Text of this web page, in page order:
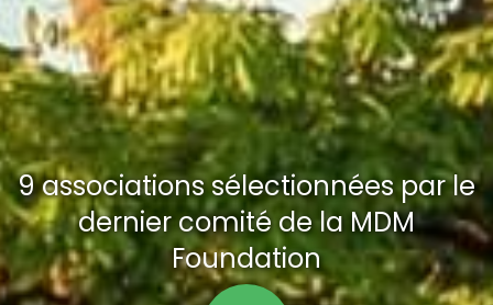
9 associations sélectionnées par le
dernier comité de la MDM
Foundation